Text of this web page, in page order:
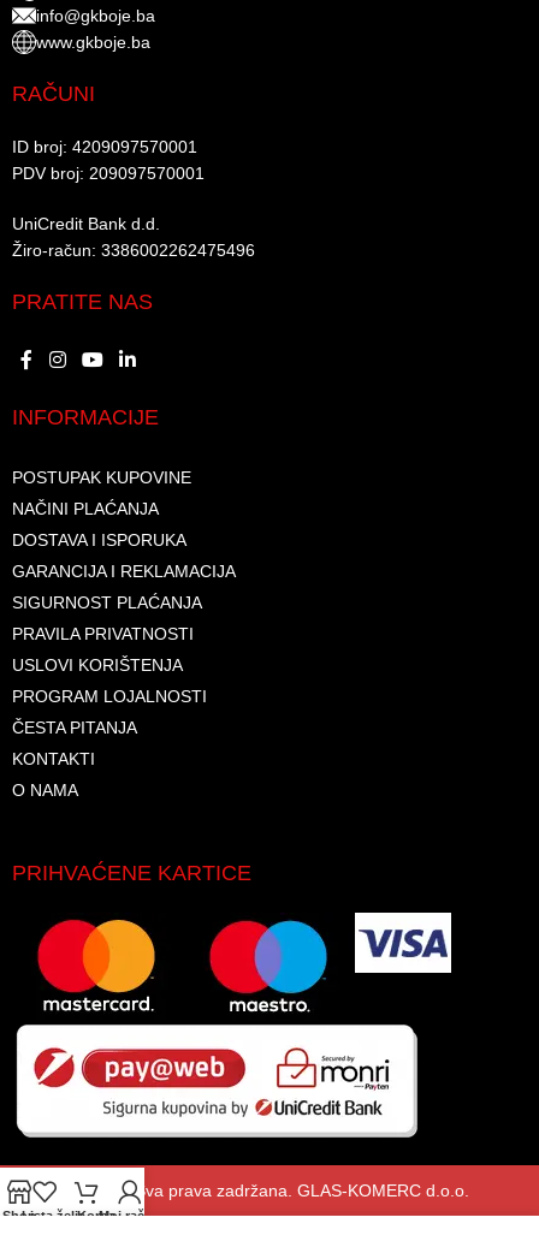
info@gkboje.ba
www.gkboje.ba
RAČUNI
ID broj: 4209097570001​
PDV broj: 209097570001 ​
UniCredit Bank d.d.​
Žiro-račun: 3386002262475496​​
PRATITE NAS
INFORMACIJE
POSTUPAK KUPOVINE
NAČINI PLAĆANJA
DOSTAVA I ISPORUKA
GARANCIJA I REKLAMACIJA
SIGURNOST PLAĆANJA
PRAVILA PRIVATNOSTI
USLOVI KORIŠTENJA
PROGRAM LOJALNOSTI
ČESTA PITANJA
KONTAKTI
O NAMA
PRIHVAĆENE KARTICE
© 2026. Sva prava zadržana. GLAS-KOMERC d.o.o.
ShopLista željaKorpaMoj račun